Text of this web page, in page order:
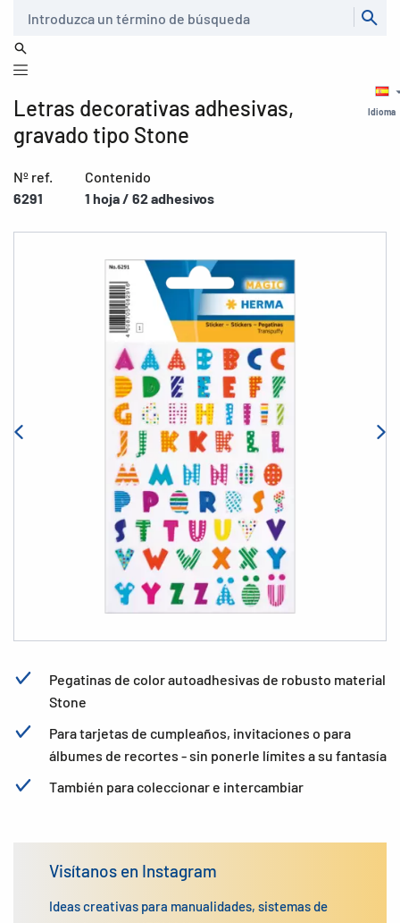
Idioma
Letras decorativas adhesivas,
gravado tipo Stone
Nº ref.
6291
Contenido
1 hoja / 62 adhesivos
Pegatinas de color autoadhesivas de robusto material
Stone
Para tarjetas de cumpleaños, invitaciones o para
álbumes de recortes - sin ponerle límites a su fantasía
También para coleccionar e intercambiar
Visítanos en Instagram
Ideas creativas para manualidades, sistemas de